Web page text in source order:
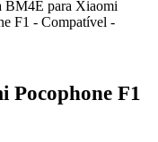
Pocophone F1